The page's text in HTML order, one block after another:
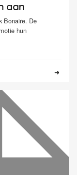
aan
Bonaire. De
hun